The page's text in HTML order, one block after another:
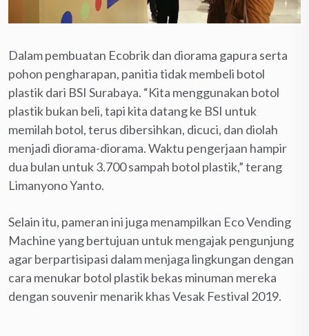
Dalam pembuatan Ecobrik dan diorama gapura serta
pohon pengharapan, panitia tidak membeli botol
plastik dari BSI Surabaya. “Kita menggunakan botol
plastik bukan beli, tapi kita datang ke BSI untuk
memilah botol, terus dibersihkan, dicuci, dan diolah
menjadi diorama-diorama. Waktu pengerjaan hampir
dua bulan untuk 3.700 sampah botol plastik,” terang
Limanyono Yanto.
Selain itu, pameran ini juga menampilkan Eco Vending
Machine yang bertujuan untuk mengajak pengunjung
agar berpartisipasi dalam menjaga lingkungan dengan
cara menukar botol plastik bekas minuman mereka
dengan souvenir menarik khas Vesak Festival 2019.